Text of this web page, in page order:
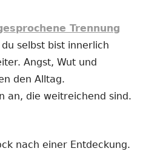
Trennung
selbst bist innerlich
Angst, Wut und
den Alltag.
an, die weitreichend sind.
nach einer Entdeckung.